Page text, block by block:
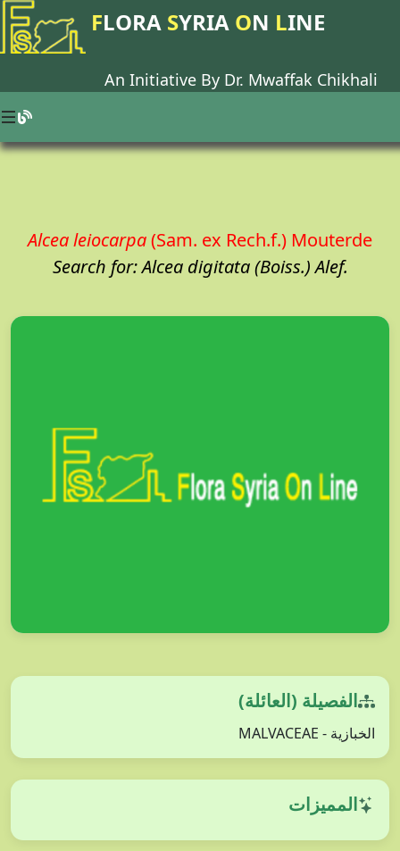
FLORA SYRIA ON LINE
An Initiative By Dr. Mwaffak Chikhali
Alcea leiocarpa(Sam. ex Rech.f.) Mouterde
Search for: Alcea digitata (Boiss.) Alef.
الفصيلة (العائلة)
الخبازية - MALVACEAE
المميزات